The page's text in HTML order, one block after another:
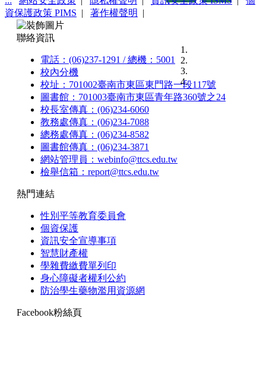
資保護政策 PIMS | 著作權聲明 |
聯絡資訊
電話：(06)237-1291 / 總機：5001
校內分機
校址：701002臺南市東區東門路一段117號
圖書館：701003臺南市東區青年路360號之24
校長室傳真：(06)234-6060
教務處傳真：(06)234-7088
總務處傳真：(06)234-8582
圖書館傳真：(06)234-3871
網站管理員：webinfo@ttcs.edu.tw
檢舉信箱：report@ttcs.edu.tw
熱門連結
性別平等教育委員會
個資保護
資訊安全宣導事項
智慧財產權
學雜費繳費單列印
身心障礙者權利公約
防治學生藥物濫用資源網
Facebook粉絲頁